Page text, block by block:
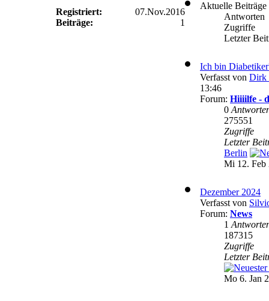
Registriert:
07.Nov.2016
Beiträge:
1
Aktuelle Beiträge
Antworten
Zugriffe
Letzter
Ich bin
Verfasst von Dirk
13:46
Forum: Hiiiilfe -
0
275551
Zugriffe
Letzter
Berlin
Mi 12. Feb
Dezember 2024
Verfasst von
Forum: News
1
187315
Zugriffe
Letzter
Mo 6. Jan